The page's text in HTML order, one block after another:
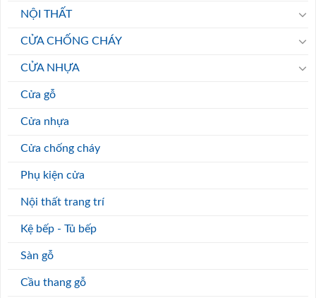
NỘI THẤT
CỬA CHỐNG CHÁY
CỬA NHỰA
Cửa gỗ
Cửa nhựa
Cửa chống cháy
Phụ kiện cửa
Nội thất trang trí
Kệ bếp - Tủ bếp
Sàn gỗ
Cầu thang gỗ